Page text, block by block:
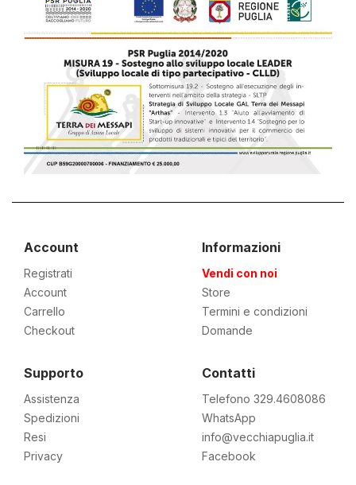
Account
Registrati
Account
Carrello
Checkout
Informazioni
Vendi con noi
Store
Termini e condizioni
Domande
Supporto
Assistenza
Spedizioni
Resi
Privacy
Contatti
Telefono 329.4608086
WhatsApp
info@vecchiapuglia.it
Facebook